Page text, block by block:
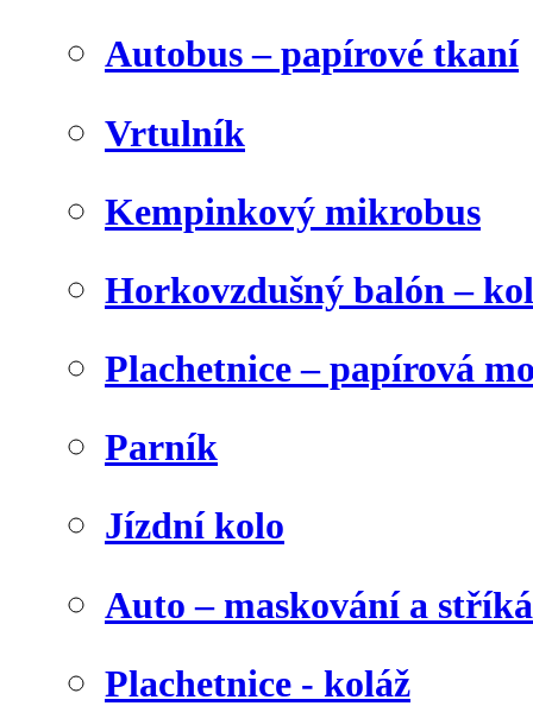
Autobus – papírové tkaní
Vrtulník
Kempinkový mikrobus
Horkovzdušný balón –
Plachetnice – papírová
Parník
Jízdní kolo
Auto – maskování a
Plachetnice - koláž